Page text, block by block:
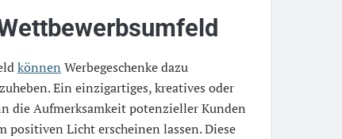
können Werbegeschenke dazu
Ein einzigartiges, kreatives oder
die Aufmerksamkeit potenzieller Kunden
positiven Licht erscheinen lassen. Diese